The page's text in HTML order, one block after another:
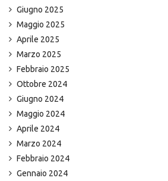
Giugno 2025
Maggio 2025
Aprile 2025
Marzo 2025
Febbraio 2025
Ottobre 2024
Giugno 2024
Maggio 2024
Aprile 2024
Marzo 2024
Febbraio 2024
Gennaio 2024